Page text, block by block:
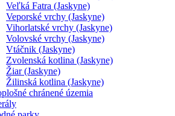
Veľká Fatra (Jaskyne)
Veporské vrchy (Jaskyne)
Vihorlatské vrchy (Jaskyne)
Volovské vrchy (Jaskyne)
Vtáčnik (Jaskyne)
Zvolenská kotlina (Jaskyne)
Žiar (Jaskyne)
Žilinská kotlina (Jaskyne)
chránené územia